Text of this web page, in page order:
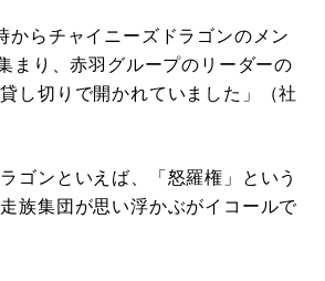
からチャイニーズドラゴンのメン
まり、赤羽グループのリーダーの
し切りで開かれていました」（社
ゴンといえば、「怒羅権」という
族集団が思い浮かぶがイコールで